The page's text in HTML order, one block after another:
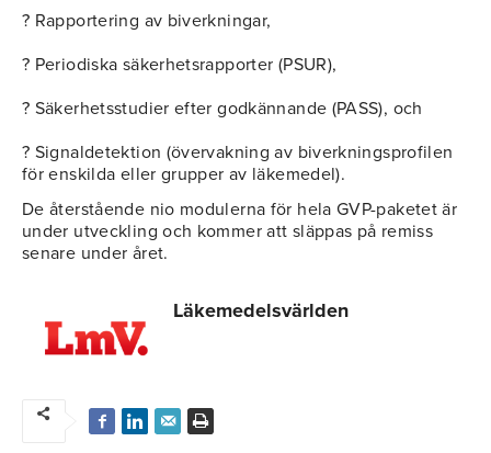
? Rapportering av biverkningar,
? Periodiska säkerhetsrapporter (PSUR),
? Säkerhetsstudier efter godkännande (PASS), och
? Signaldetektion (övervakning av biverkningsprofilen
för enskilda eller grupper av läkemedel).
De återstående nio modulerna för hela GVP-paketet är
under utveckling och kommer att släppas på remiss
senare under året.
Läkemedelsvärlden